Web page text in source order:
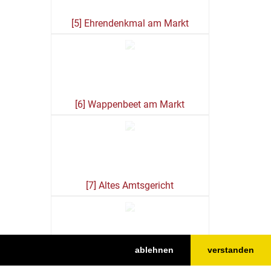
ablehnen verstanden
[5] Ehrendenkmal am Markt
[6] Wappenbeet am Markt
[7] Altes Amtsgericht
[8] Unsere über 700 Jahre alte